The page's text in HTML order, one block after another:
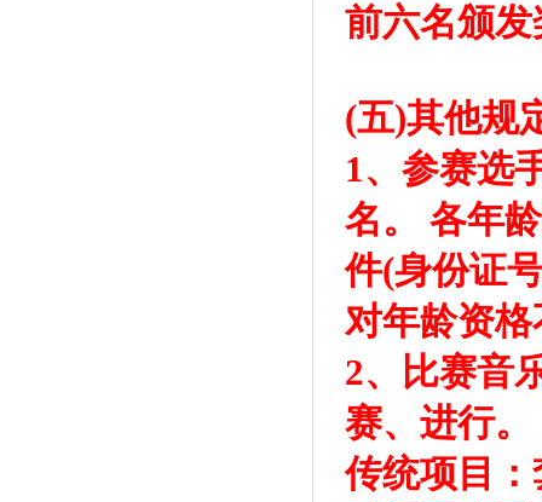
前六名颁
(五)其他规
1、参赛选
名。 各年
件(身份证
对年龄资
2、比赛音
赛、进行。
传统项目